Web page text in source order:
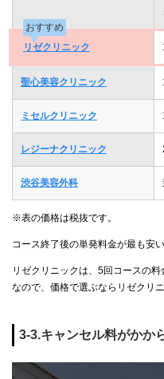
おすすめ
リゼクリニック
聖心美容クリニック
ミセルクリニック
レジーナクリニック
渋谷美容外科
※表の価格は税抜です。
コース終了後の単発料金が最も安
リゼクリニックは、5回コースの
なので、価格で選ぶならリゼクリ
3-3.キャンセル料がかか